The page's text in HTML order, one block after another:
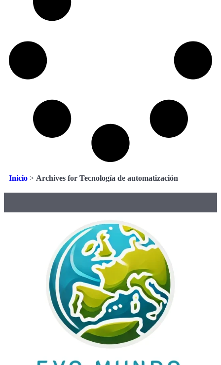
Inicio > Archives for Tecnología de automatización